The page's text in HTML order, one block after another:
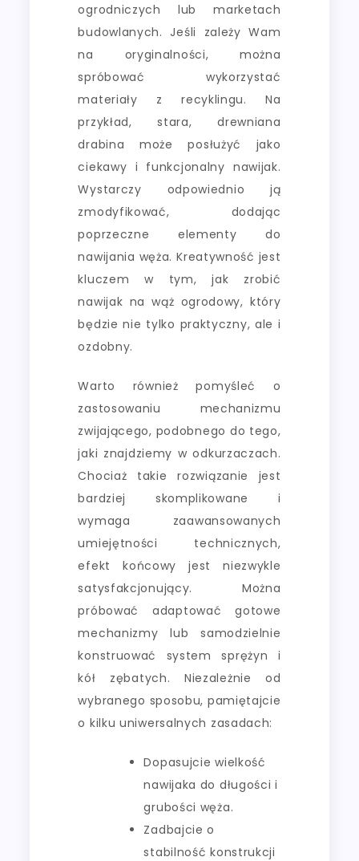
ogrodniczych lub marketach
budowlanych. Jeśli zależy Wam
na oryginalności, można
spróbować wykorzystać
materiały z recyklingu. Na
przykład, stara, drewniana
drabina może posłużyć jako
ciekawy i funkcjonalny nawijak.
Wystarczy odpowiednio ją
zmodyfikować, dodając
poprzeczne elementy do
nawijania węża. Kreatywność jest
kluczem w tym, jak zrobić
nawijak na wąż ogrodowy, który
będzie nie tylko praktyczny, ale i
ozdobny.
Warto również pomyśleć o
zastosowaniu mechanizmu
zwijającego, podobnego do tego,
jaki znajdziemy w odkurzaczach.
Chociaż takie rozwiązanie jest
bardziej skomplikowane i
wymaga zaawansowanych
umiejętności technicznych,
efekt końcowy jest niezwykle
satysfakcjonujący. Można
próbować adaptować gotowe
mechanizmy lub samodzielnie
konstruować system sprężyn i
kół zębatych. Niezależnie od
wybranego sposobu, pamiętajcie
o kilku uniwersalnych zasadach:
Dopasujcie wielkość
nawijaka do długości i
grubości węża.
Zadbajcie o
stabilność konstrukcji